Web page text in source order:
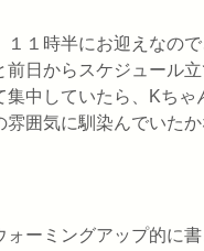
１１時半にお迎えなの
前日からスケジュール
集中していたら、Kち
囲気に馴染んでいたか
ーミングアップ的に